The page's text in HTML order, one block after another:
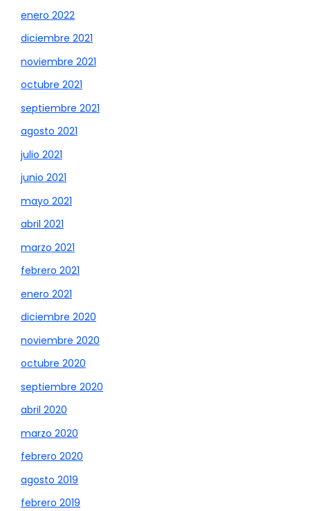
enero 2022
diciembre 2021
noviembre 2021
octubre 2021
septiembre 2021
agosto 2021
julio 2021
junio 2021
mayo 2021
abril 2021
marzo 2021
febrero 2021
enero 2021
diciembre 2020
noviembre 2020
octubre 2020
septiembre 2020
abril 2020
marzo 2020
febrero 2020
agosto 2019
febrero 2019